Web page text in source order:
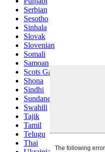
Serbian
Sesotho
Sinhala
Slovak
Slovenian
Somali
Samoan
Scots Gaelic
Shona
Sindhi
Sundanese
Swahili
Tajik
Tamil
Telugu
Thai